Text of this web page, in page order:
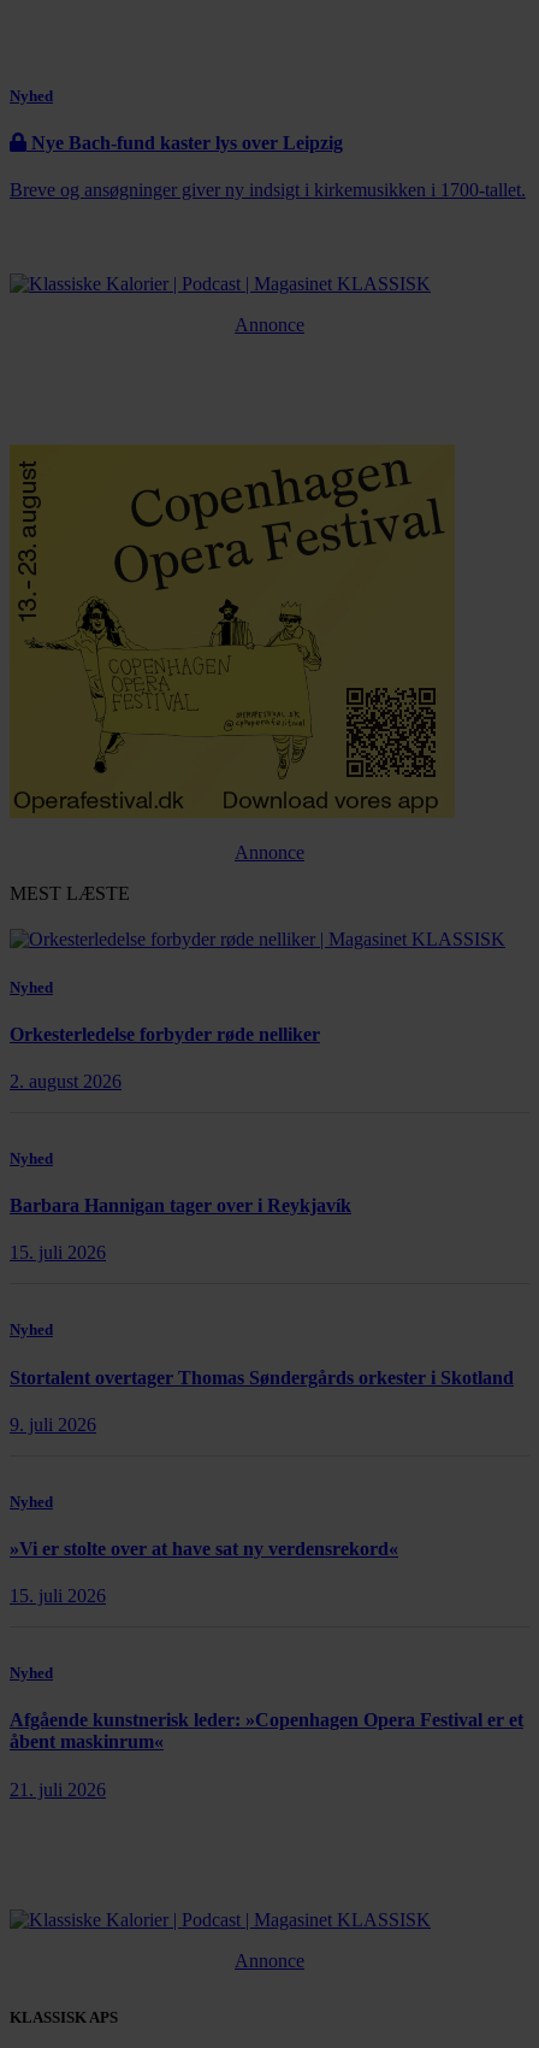
Nyhed
Nye Bach-fund kaster lys over Leipzig
Breve og ansøgninger giver ny indsigt i kirkemusikken i 1700-tallet.
Annonce
Annonce
MEST LÆSTE
Nyhed
Orkesterledelse forbyder røde nelliker
2. august 2026
Nyhed
Barbara Hannigan tager over i Reykjavík
15. juli 2026
Nyhed
Stortalent overtager Thomas Søndergårds orkester i Skotland
9. juli 2026
Nyhed
»Vi er stolte over at have sat ny verdensrekord«
15. juli 2026
Nyhed
Afgående kunstnerisk leder: »Copenhagen Opera Festival er et
åbent maskinrum«
21. juli 2026
Annonce
KLASSISK APS